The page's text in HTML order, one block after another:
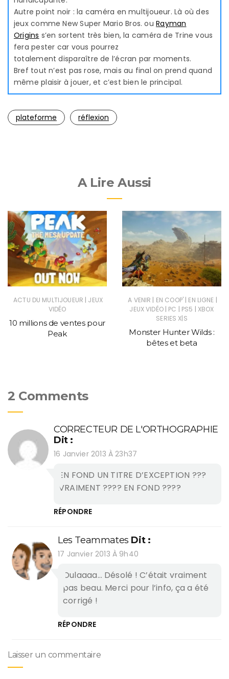
Autre point noir : la caméra en multijoueur. Là où des
jeux comme New Super Mario Bros. ouRayman
Origins s’en sortent très bien, la caméra de Trine vous
fera pester car vous pourrez
totalement disparaître de l’écran par moments.
Bref tout n’est pas rose, mais au final on prend quand
même plaisir à jouer, et c’est bien le principal.
plateforme réflexion
A Lire Aussi
ACTU DU MULTIJOUEUR | JEUX
VIDÉO
10 millions de ventes pour
Peak
A VENIR | EN COOP' | EN LIGNE |
JEUX VIDÉO | PC | PS5 | XBOX
SERIES X|S
Monster Hunter Wilds :
bêtes et beta
2 Comments
CORRECTEUR DE L'ORTHOGRAPHIE
Dit :
16 Janvier 2013 À 23h37
EN FOND UN TITRE D’EXCEPTION ???
VRAIMENT ???? EN FOND ????
RÉPONDRE
Les Teammates Dit :
17 Janvier 2013 À 9h40
Oulaaaa… Désolé ! C’était vraiment
pas beau. Merci pour l’info, ça a été
corrigé !
RÉPONDRE
Laisser un commentaire